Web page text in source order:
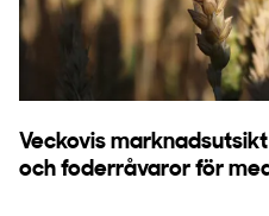
Veckovis
och foderråvaror för